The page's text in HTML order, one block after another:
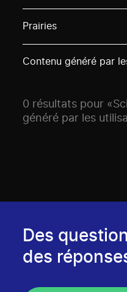
Prairies
Contenu généré par
0 résultats pour
généré par les
Des
des